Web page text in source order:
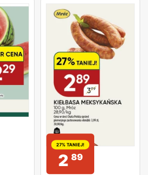
27% TANIEJ!
2 89